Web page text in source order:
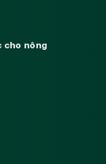
cho nông